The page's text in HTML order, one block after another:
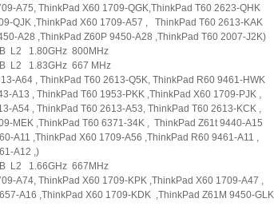
A75, ThinkPad X60 1709-QGK,ThinkPad T60 2623-QHK
QJK ,ThinkPad X60 1709-A57 , ThinkPad T60 2613-KAK
A28 ,ThinkPad Z60P 9450-A28 ,ThinkPad T60 2007-J2K)
L2 1.80GHz 800MHz
L2 1.83GHz 667 MHz
A64 , ThinkPad T60 2613-Q5K, ThinkPad R60 9461-HWK
A13 , ThinkPad T60 1953-PKK ,ThinkPad X60 1709-PJK ,
A54 , ThinkPad T60 2613-A53, ThinkPad T60 2613-KCK ,
MEK ,ThinkPad T60 6371-34K , ThinkPad Z61t 9440-A15
A11 ,ThinkPad X60 1709-A56 ,ThinkPad R60 9461-A11 ,
A12 ,)
L2 1.66GHz 667MHz
A74, ThinkPad X60 1709-KPK ,ThinkPad X60 1709-A47 ,
A16 ,ThinkPad X60 1709-KDK ,ThinkPad Z61M 9450-GLK